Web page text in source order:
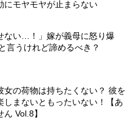
にモヤモヤが止まらない
ない…！」嫁が義母に怒り爆
言うけれど諦めるべき？
女の荷物は持ちたくない？ 彼を
しまないともったいない！【あ
Vol.8】